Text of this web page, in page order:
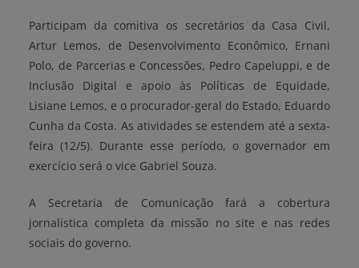
Participam da comitiva os secretários da Casa Civil,
Artur Lemos, de Desenvolvimento Econômico, Ernani
Polo, de Parcerias e Concessões, Pedro Capeluppi, e de
Inclusão Digital e apoio às Políticas de Equidade,
Lisiane Lemos, e o procurador-geral do Estado, Eduardo
Cunha da Costa. As atividades se estendem até a sexta-
feira (12/5). Durante esse período, o governador em
exercício será o vice Gabriel Souza.
A Secretaria de Comunicação fará a cobertura
jornalística completa da missão no site e nas redes
sociais do governo.